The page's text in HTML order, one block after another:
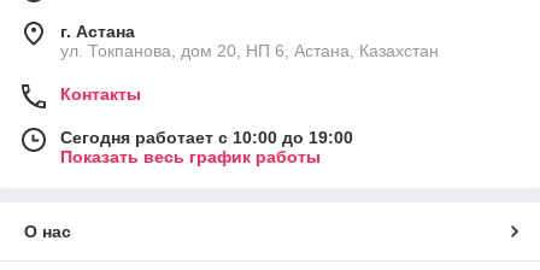
г. Астана
ул. Токпанова, дом 20, НП 6, Астана, Казахстан
Контакты
Сегодня работает с 10:00 до 19:00
Показать весь график работы
О нас